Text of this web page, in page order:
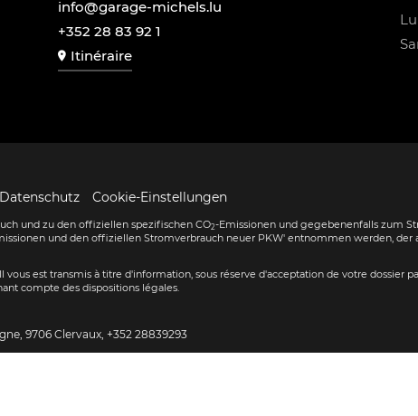
info@garage-michels.lu
+352 28 83 92 1
Itinéraire
Datenschutz Cookie-Einstellungen
und zu den offiziellen spezifischen CO2-Emissionen und gegebenenfalls zum
und den offiziellen Stromverbrauch neuer PKW' entnommen werden,
est transmis à titre d'information, sous réserve d'acceptation de votre dossier
compte des dispositions légales.
9706 Clervaux, +352 28839293